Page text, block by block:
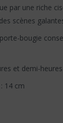
par une riche
scènes
bougie
et demi-
14 cm